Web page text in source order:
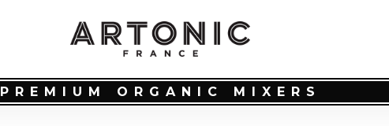
PREMIUM ORGANIC MIXERS